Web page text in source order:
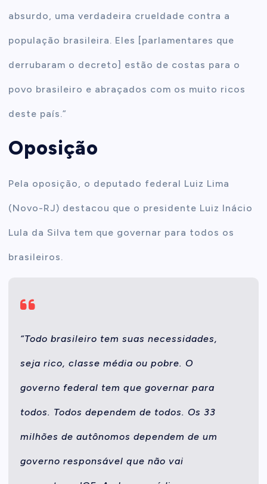
absurdo, uma verdadeira crueldade contra a
população brasileira. Eles [parlamentares que
derrubaram o decreto] estão de costas para o
povo brasileiro e abraçados com os muito ricos
deste país.”
Oposição
Pela oposição, o deputado federal Luiz Lima
(Novo-RJ) destacou que o presidente Luiz Inácio
Lula da Silva tem que governar para todos os
brasileiros.
“Todo brasileiro tem suas necessidades,
seja rico, classe média ou pobre. O
governo federal tem que governar para
todos. Todos dependem de todos. Os 33
milhões de autônomos dependem de um
governo responsável que não vai